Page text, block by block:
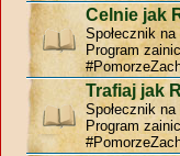
Celnie jak
Społecznik
Program
Trafiaj jak
Społecznik
Program